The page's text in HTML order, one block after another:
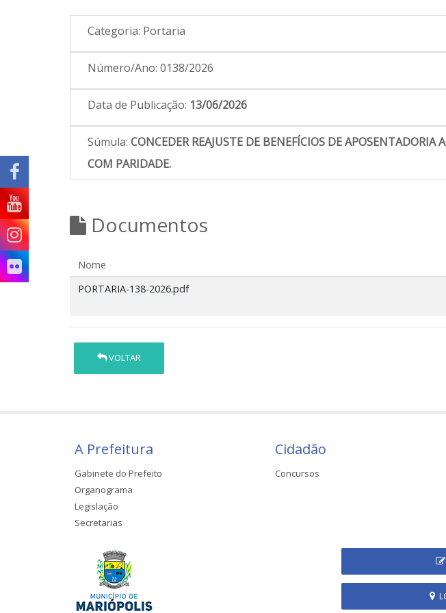
Categoria: Portaria
Número/Ano: 0138/2026
Data de Publicação: 13/06/2026
Súmula: CONCEDER REAJUSTE DE BENEFÍCIOS DE
COM PARIDADE.
Documentos
Nome
PORTARIA-138-2026.pdf
VOLTAR
A Prefeitura
Gabinete do Prefeito
Organograma
Legislação
Secretarias
Cidadão
Concursos